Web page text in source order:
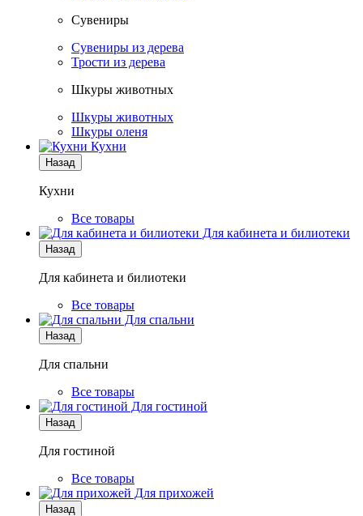
Сувениры
Сувениры из дерева
Трости из дерева
Шкуры животных
Шкуры животных
Шкуры оленя
Кухни
Назад
Кухни
Все товары
Для кабинета и билиотеки
Назад
Для кабинета и билиотеки
Все товары
Для спальни
Назад
Для спальни
Все товары
Для гостиной
Назад
Для гостиной
Все товары
Для прихожей
Назад